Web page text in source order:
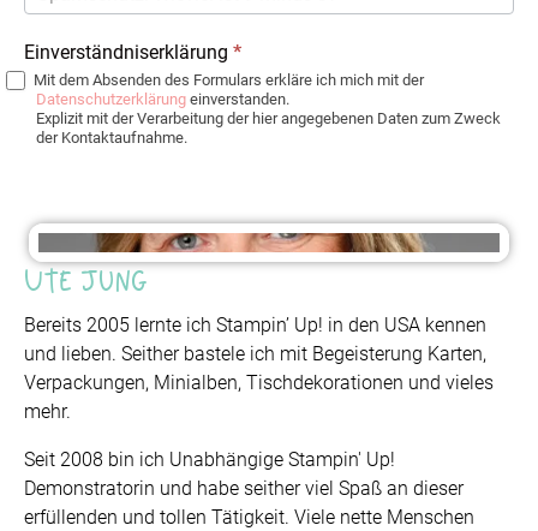
Einverständniserklärung *
Mit dem Absenden des Formulars erkläre ich mich mit der
Datenschutzerklärung einverstanden.
Explizit mit der Verarbeitung der hier angegebenen Daten zum Zweck
der Kontaktaufnahme.
Ute Jung
Bereits 2005 lernte ich Stampin’ Up! in den USA kennen
und lieben. Seither bastele ich mit Begeisterung Karten,
Verpackungen, Minialben, Tischdekorationen und vieles
mehr.
Seit 2008 bin ich Unabhängige Stampin' Up!
Demonstratorin und habe seither viel Spaß an dieser
erfüllenden und tollen Tätigkeit. Viele nette Menschen